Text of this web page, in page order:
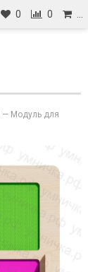
0 0
— Модуль для